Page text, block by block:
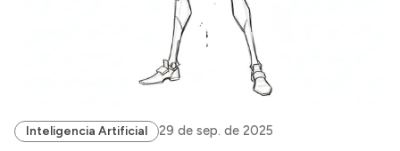
Inteligencia Artificial 29 de sep. de 2025